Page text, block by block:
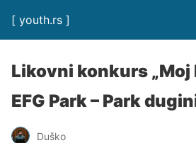
[ youth.rs ]
Likovni konkurs „Moj
EFG Park – Park
Duško